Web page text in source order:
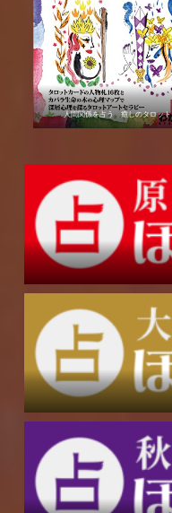
人間関係を占う 癒しのタロット